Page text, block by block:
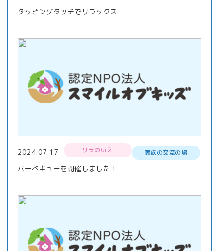
タッピングタッチでリラックス
2024.07.17 リラのいえ 家族の交流の場
バーベキューを開催しました！